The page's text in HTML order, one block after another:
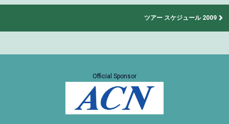
ツアー スケジュール 2009
Official Sponsor